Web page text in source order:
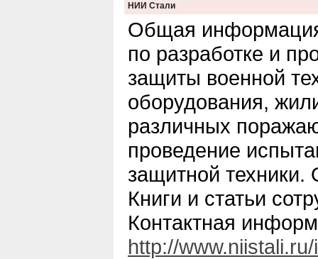
НИИ Стали
Общая
по разработке и
защиты военной
оборудования,
различных
проведение
защитной техники.
Книги и статьи
Контактная
http://